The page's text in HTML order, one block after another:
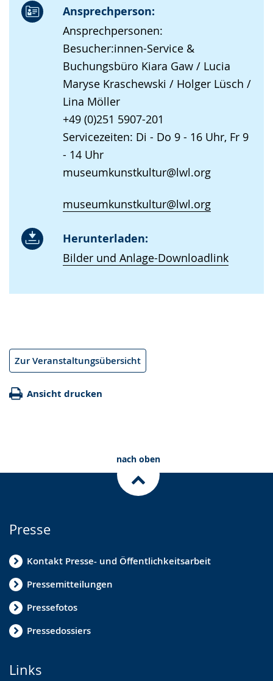
Ansprechperson:
Ansprechpersonen:
Besucher:innen-Service &
Buchungsbüro Kiara Gaw / Lucia
Maryse Kraschewski / Holger Lüsch /
Lina Möller
+49 (0)251 5907-201
Servicezeiten: Di - Do 9 - 16 Uhr, Fr 9
- 14 Uhr
museumkunstkultur@lwl.org
museumkunstkultur@lwl.org
Herunterladen:
Bilder und Anlage-Downloadlink
Zur Veranstaltungsübersicht
Ansicht drucken
nach oben
Presse
Kontakt Presse- und Öffentlichkeitsarbeit
Pressemitteilungen
Pressefotos
Pressedossiers
Links